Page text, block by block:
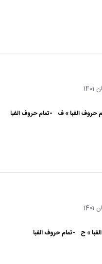
حروف الفبا » ف -تمام حروف الفبا
» ح -تمام حروف الفبا